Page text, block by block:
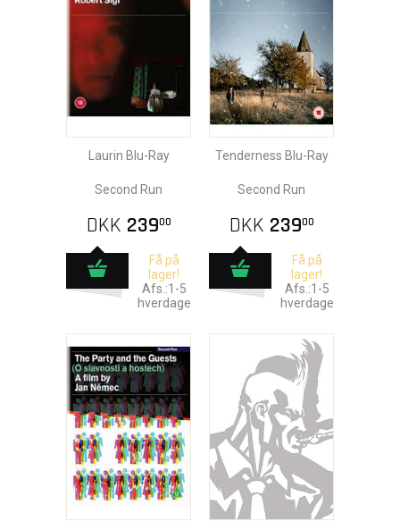
Laurin Blu-Ray
Second Run
DKK 23900
Få på
lager!
Afs.:1-5
hverdage
Tenderness Blu-Ray
Second Run
DKK 23900
Få på
lager!
Afs.:1-5
hverdage